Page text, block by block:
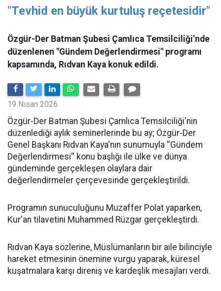
"Tevhid en büyük kurtuluş reçetesidir"
Özgür-Der Batman Şubesi Çamlıca Temsilciliği’nde
düzenlenen "Gündem Değerlendirmesi" programı
kapsamında, Rıdvan Kaya konuk edildi.
19 Nisan 2026
​Özgür-Der Batman Şubesi Çamlıca Temsilciliği'nin
düzenlediği aylık seminerlerinde bu ay; Özgür-Der
Genel Başkanı Rıdvan Kaya'nın sunumuyla ''Gündem
Değerlendirmesi'' konu başlığı ile ülke ve dünya
gündeminde gerçekleşen olaylara dair
değerlendirmeler çerçevesinde gerçekleştirildi.
Programın sunuculuğunu Muzaffer Polat yaparken,
Kur'an tilavetini Muhammed Rüzgar gerçekleştirdi.
Rıdvan Kaya sözlerine, Müslümanların bir aile bilinciyle
hareket etmesinin önemine vurgu yaparak, küresel
kuşatmalara karşı direniş ve kardeşlik mesajları verdi.